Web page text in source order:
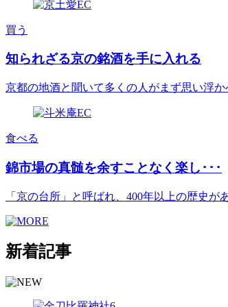
買う
知られざる京の銘酒を手に入れる
京都の地酒と聞いて多くの人がまず思い浮
食べる
錦市場の真髄を余すことなく楽し･･･
「京の台所」と呼ばれ、400年以上の歴史が
新着記事